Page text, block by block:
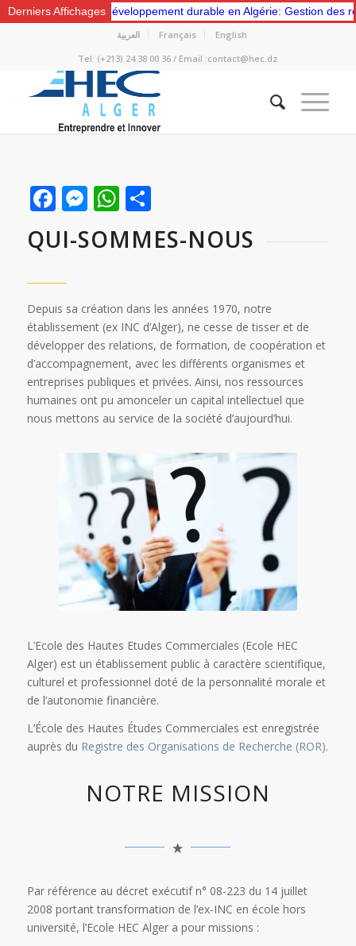
Derniers Affichages
de développement durable en Algérie: Gestion des ressources
العربية Français
English
Tel: (+213) 24 38 00 36 / Email :contact@hec.dz
Facebook
Messenger
WhatsApp
Partager
QUI-SOMMES-NOUS
Depuis sa création dans les années 1970, notre
établissement (ex INC d’Alger), ne cesse de tisser et de
développer des relations, de formation, de coopération et
d’accompagnement, avec les différents organismes et
entreprises publiques et privées. Ainsi, nos ressources
humaines ont pu amonceler un capital intellectuel que
nous mettons au service de la société d’aujourd’hui.
L’Ecole des Hautes Etudes Commerciales (Ecole HEC
Alger) est un établissement public à caractère scientifique,
culturel et professionnel doté de la personnalité morale et
de l’autonomie financière.
L’École des Hautes Études Commerciales est enregistrée
auprès du Registre des Organisations de Recherche (ROR).
NOTRE MISSION
Par référence au décret exécutif n° 08-223 du 14 juillet
2008 portant transformation de l’ex-INC en école hors
université, l’Ecole HEC Alger a pour missions :